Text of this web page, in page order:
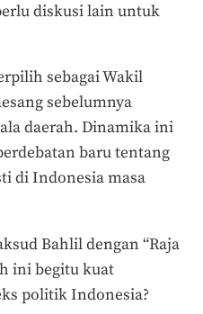
diskusi lain untuk
sebagai Wakil
sebelumnya
daerah. Dinamika ini
baru tentang
di Indonesia masa
Bahlil dengan “Raja
ini begitu kuat
politik Indonesia?